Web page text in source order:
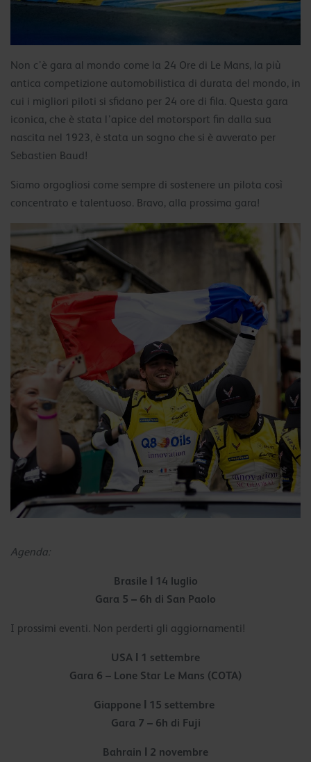
Non c’è gara al mondo come la 24 Ore di Le Mans, la più
antica competizione automobilistica di durata del mondo, in
cui i migliori piloti si sfidano per 24 ore di fila. Questa gara
iconica, che è stata l’apice del motorsport fin dalla sua
nascita nel 1923, è stata un sogno che si è avverato per
Sebastien Baud!
Siamo orgogliosi come sempre di sostenere un pilota così
concentrato e talentuoso. Bravo, alla prossima gara!
Agenda:
Brasile Ι 14 luglio
Gara 5 – 6h di San Paolo
I prossimi eventi. Non perderti gli aggiornamenti!
USA Ι 1 settembre
Gara 6 – Lone Star Le Mans (COTA)
Giappone Ι 15 settembre
Gara 7 – 6h di Fuji
Bahrain Ι 2 novembre